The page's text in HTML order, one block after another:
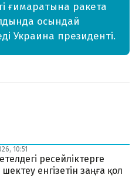
ғимаратына ракета
осындай
Украина президенті.
10:51
ресейліктерге
енгізетін заңға қол